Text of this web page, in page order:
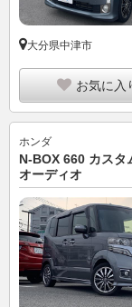
大分県中津市
お気に入
ホンダ
N-BOX 660 カスタ
オーディオ